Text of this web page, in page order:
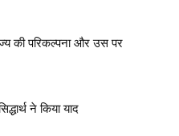
की परिकल्पना और उस पर
ने किया याद